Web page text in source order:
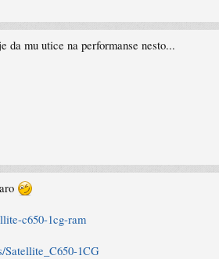
mu utice na performanse nesto...
c650-1cg-ram
Satellite_C650-1CG